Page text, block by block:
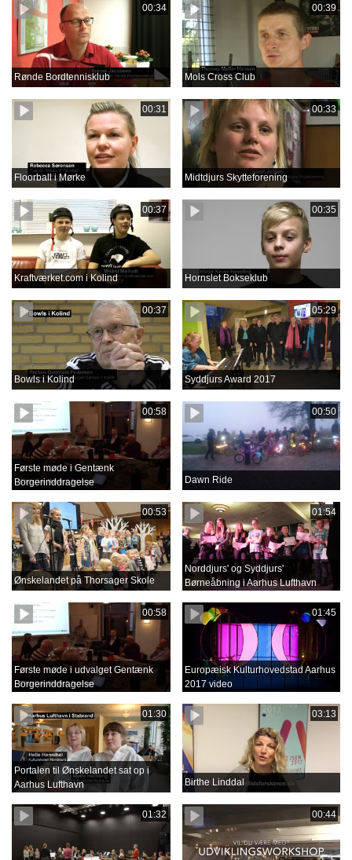
00:34
Rønde Bordtennisklub
00:39
Mols Cross Club
00:31
Floorball i Mørke
00:33
Midtdjurs Skytteforening
00:37
Kraftværket.com i Kolind
00:35
Hornslet Bokseklub
00:37
Bowls i Kolind
05:29
Syddjurs Award 2017
00:58
Første møde i Gentænk
Borgerinddragelse
00:50
Dawn Ride
00:53
Ønskelandet på Thorsager Skole
01:54
Norddjurs' og Syddjurs'
Børneåbning i Aarhus Lufthavn
00:58
Første møde i udvalget Gentænk
Borgerinddragelse
01:45
Europæisk Kulturhovedstad Aarhus
2017 video
01:30
Portalen til Ønskelandet sat op i
Aarhus Lufthavn
03:13
Birthe Linddal
01:32 00:44